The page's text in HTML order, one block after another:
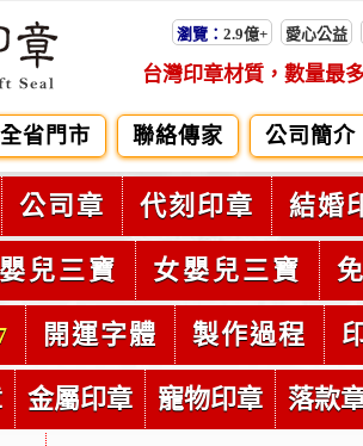
瀏覽： 2.9億+ 愛心公益
台灣印章材質，數量最
全省門市 聯絡傳家 公司簡介
公司章 代刻印章 結婚
嬰兒三寶 女嬰兒三寶
開運字體 製作過程
金屬印章 寵物印章 落款